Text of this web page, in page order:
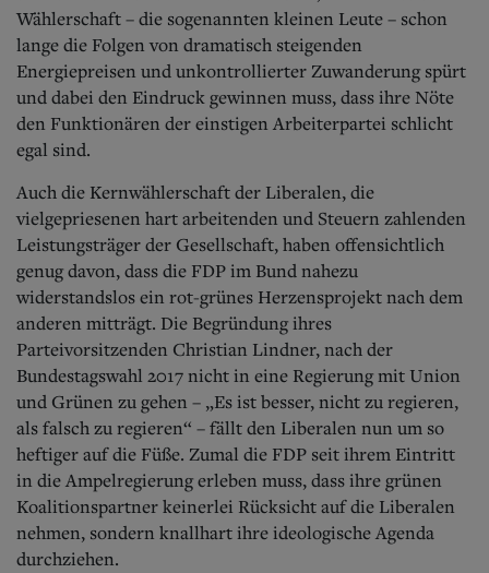
Wählerschaft – die sogenannten kleinen Leute – schon
lange die Folgen von dramatisch steigenden
Energiepreisen und unkontrollierter Zuwanderung spürt
und dabei den Eindruck gewinnen muss, dass ihre Nöte
den Funktionären der einstigen Arbeiterpartei schlicht
egal sind.
Auch die Kernwählerschaft der Liberalen, die
vielgepriesenen hart arbeitenden und Steuern zahlenden
Leistungsträger der Gesellschaft, haben offensichtlich
genug davon, dass die FDP im Bund nahezu
widerstandslos ein rot-grünes Herzensprojekt nach dem
anderen mitträgt. Die Begründung ihres
Parteivorsitzenden Christian Lindner, nach der
Bundestagswahl 2017 nicht in eine Regierung mit Union
und Grünen zu gehen – „Es ist besser, nicht zu regieren,
als falsch zu regieren“ – fällt den Liberalen nun um so
heftiger auf die Füße. Zumal die FDP seit ihrem Eintritt
in die Ampelregierung erleben muss, dass ihre grünen
Koalitionspartner keinerlei Rücksicht auf die Liberalen
nehmen, sondern knallhart ihre ideologische Agenda
durchziehen.